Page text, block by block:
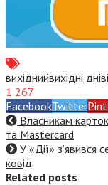
вихіднийвихідні дні
1 267
FacebookTwitter
Власникам
та Mastercard
У «Дії» з’явився
ковід
Related posts